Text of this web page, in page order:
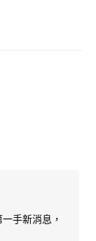
手新消息，